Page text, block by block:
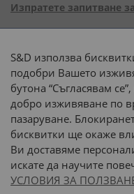
Изпратете запитване
S&D използва
подобри Вашето
бутона “Съгласявам
добро изживяване по
пазаруване.
бисквитки ще окаже
Ви доставяме
искате да научите
УСЛОВИЯ ЗА